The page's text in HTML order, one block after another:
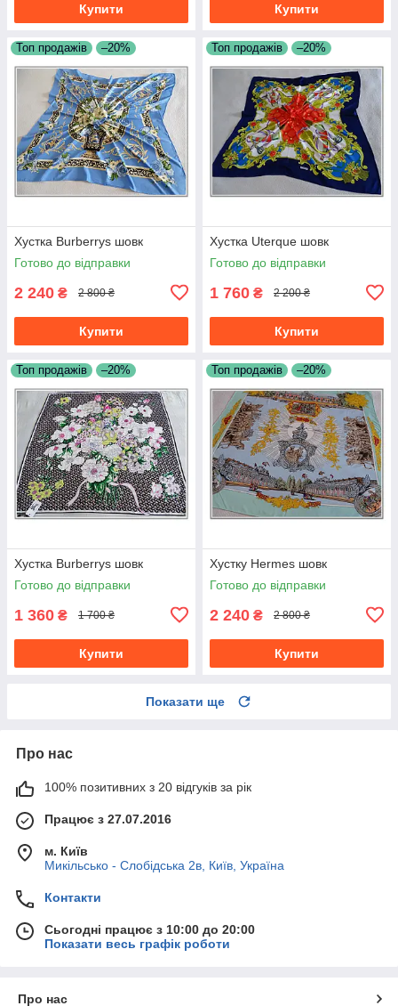
Купити Купити
Топ продажів –20%
Хустка Burberrys шовк
Готово до відправки
2 240 ₴ 2 800 ₴
Купити
Топ продажів –20%
Хустка Uterque шовк
Готово до відправки
1 760 ₴ 2 200 ₴
Купити
Топ продажів –20%
Хустка Burberrys шовк
Готово до відправки
1 360 ₴ 1 700 ₴
Купити
Топ продажів –20%
Хустку Hermes шовк
Готово до відправки
2 240 ₴ 2 800 ₴
Купити
Показати ще
Про нас
100% позитивних з 20 відгуків за рік
Працює з 27.07.2016
м. Київ
Микільсько - Слобідська 2в, Київ, Україна
Контакти
Сьогодні працює з 10:00 до 20:00
Показати весь графік роботи
Про нас